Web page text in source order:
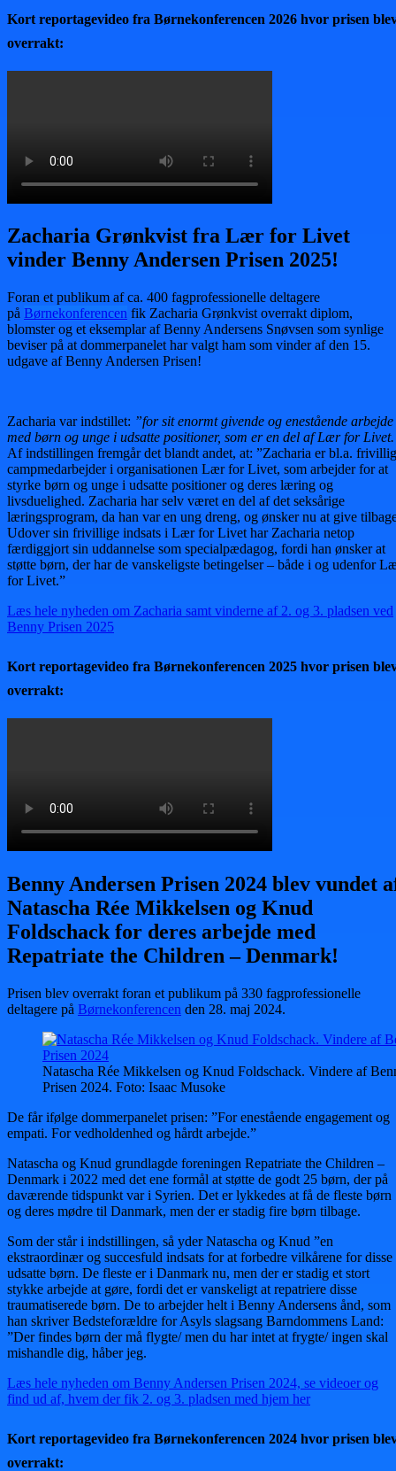
Kort reportagevideo fra Børnekonferencen 2026 hvor prisen
overrakt:
Zacharia Grønkvist fra Lær for Livet
vinder Benny Andersen Prisen 2025!
Foran et publikum af ca. 400 fagprofessionelle deltagere
på Børnekonferencen fik Zacharia Grønkvist overrakt diplom,
blomster og et eksemplar af Benny Andersens Snøvsen som synlige
beviser på at dommerpanelet har valgt ham som vinder af den 15.
udgave af Benny Andersen Prisen!
Zacharia var indstillet: ”for sit enormt givende og enestående arbejde
med børn og unge i udsatte positioner, som er en del af Lær for
Af indstillingen fremgår det blandt andet, at: ”Zacharia er bl.a. frivillig
campmedarbejder i organisationen Lær for Livet, som arbejder for at
styrke børn og unge i udsatte positioner og deres læring og
livsduelighed. Zacharia har selv været en del af det seksårige
læringsprogram, da han var en ung dreng, og ønsker nu at give
Udover sin frivillige indsats i Lær for Livet har Zacharia netop
færdiggjort sin uddannelse som specialpædagog, fordi han ønsker at
støtte børn, der har de vanskeligste betingelser – både i og udenfor
for Livet.”
Læs hele nyheden om Zacharia samt vinderne af 2. og 3. pladsen ved
Benny Prisen 2025
Kort reportagevideo fra Børnekonferencen 2025 hvor prisen
overrakt:
Benny Andersen Prisen 2024 blev vundet
Natascha Rée Mikkelsen og Knud
Foldschack for deres arbejde med
Repatriate the Children – Denmark!
Prisen blev overrakt foran et publikum på 330 fagprofessionelle
deltagere på Børnekonferencen den 28. maj 2024.
Natascha Rée Mikkelsen og Knud Foldschack. Vindere af
Prisen 2024. Foto: Isaac Musoke
De får ifølge dommerpanelet prisen: ”For enestående engagement og
empati. For vedholdenhed og hårdt arbejde.”
Natascha og Knud grundlagde foreningen Repatriate the Children –
Denmark i 2022 med det ene formål at støtte de godt 25 børn, der på
daværende tidspunkt var i Syrien. Det er lykkedes at få de fleste børn
og deres mødre til Danmark, men der er stadig fire børn tilbage.
Som der står i indstillingen, så yder Natascha og Knud ”en
ekstraordinær og succesfuld indsats for at forbedre vilkårene for disse
udsatte børn. De fleste er i Danmark nu, men der er stadig et stort
stykke arbejde at gøre, fordi det er vanskeligt at repatriere disse
traumatiserede børn. De to arbejder helt i Benny Andersens ånd, som
han skriver Bedsteforældre for Asyls slagsang Barndommens Land:
”Der findes børn der må flygte/ men du har intet at frygte/ ingen skal
mishandle dig, håber jeg.
Læs hele nyheden om Benny Andersen Prisen 2024, se videoer og
find ud af, hvem der fik 2. og 3. pladsen med hjem her
Kort reportagevideo fra Børnekonferencen 2024 hvor prisen
overrakt: